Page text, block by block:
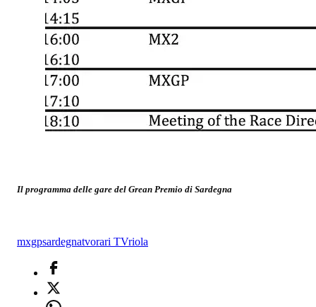
Il programma delle gare del Grean Premio di Sardegna
mxgpsardegnatvorari TVriola